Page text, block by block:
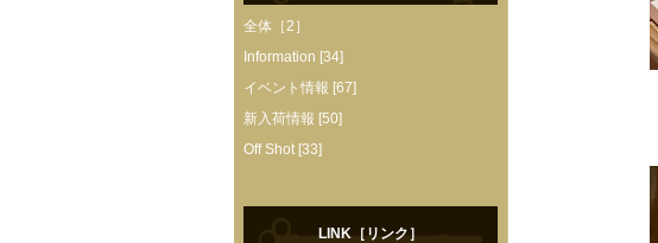
全体［2］
Information [34]
イベント情報 [67]
新入荷情報 [50]
Off Shot [33]
LINK［リンク］